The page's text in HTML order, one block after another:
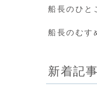
船長のひと
船長のむす
新着記事